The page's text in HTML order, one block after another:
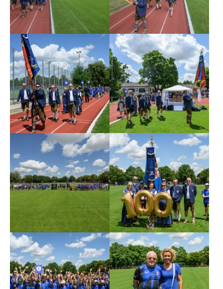
Show larger version Show larger version
Show larger version Show larger version
Show larger version Show larger version